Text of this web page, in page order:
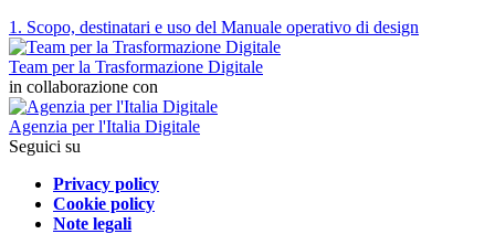
1. Scopo, destinatari e uso del Manuale operativo di design
Team per la Trasformazione Digitale
in collaborazione con
Agenzia per l'Italia Digitale
Seguici su
Privacy policy
Cookie policy
Note legali